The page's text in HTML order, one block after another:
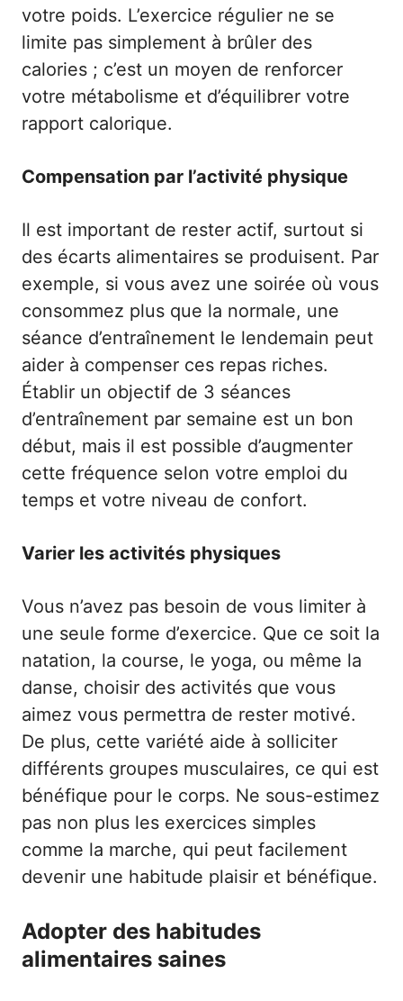
votre poids. L’exercice régulier ne se
limite pas simplement à brûler des
calories ; c’est un moyen de renforcer
votre métabolisme et d’équilibrer votre
rapport calorique.
Compensation par l’activité physique
Il est important de rester actif, surtout si
des écarts alimentaires se produisent. Par
exemple, si vous avez une soirée où vous
consommez plus que la normale, une
séance d’entraînement le lendemain peut
aider à compenser ces repas riches.
Établir un objectif de 3 séances
d’entraînement par semaine est un bon
début, mais il est possible d’augmenter
cette fréquence selon votre emploi du
temps et votre niveau de confort.
Varier les activités physiques
Vous n’avez pas besoin de vous limiter à
une seule forme d’exercice. Que ce soit la
natation, la course, le yoga, ou même la
danse, choisir des activités que vous
aimez vous permettra de rester motivé.
De plus, cette variété aide à solliciter
différents groupes musculaires, ce qui est
bénéfique pour le corps. Ne sous-estimez
pas non plus les exercices simples
comme la marche, qui peut facilement
devenir une habitude plaisir et bénéfique.
Adopter des habitudes
alimentaires saines